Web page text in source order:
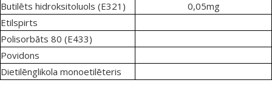
Butilēts hidroksitoluols (E321)
0,05mg
Etilspirts
Polisorbāts 80 (E433)
Povidons
Dietilēnglikola monoetilēteris